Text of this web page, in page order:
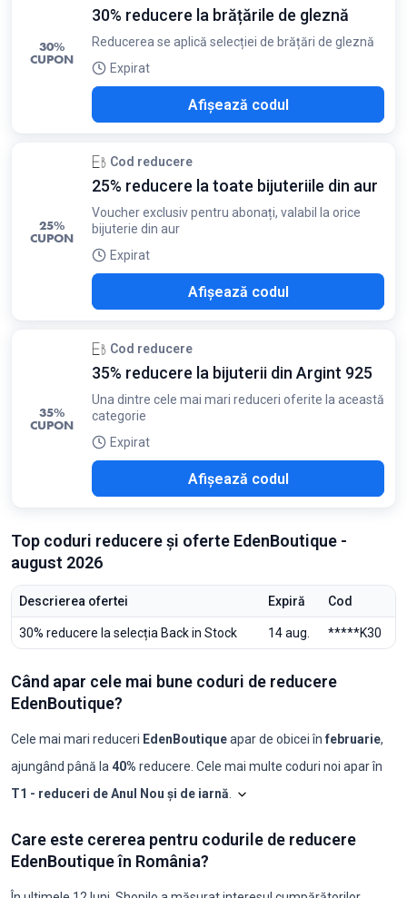
30%
CUPON
30% reducere la brățările de gleznă
Reducerea se aplică selecției de brățări de gleznă
Expirat
Afișează codul
25%
CUPON
Cod reducere
25% reducere la toate bijuteriile din aur
Voucher exclusiv pentru abonați, valabil la orice
bijuterie din aur
Expirat
Afișează codul
35%
CUPON
Cod reducere
35% reducere la bijuterii din Argint 925
Una dintre cele mai mari reduceri oferite la această
categorie
Expirat
Afișează codul
Top coduri reducere și oferte EdenBoutique -
august 2026
Descrierea ofertei Expiră Cod
30% reducere la selecția Back in Stock 14 aug. *****K30
Când apar cele mai bune coduri de reducere
EdenBoutique?
Cele mai mari reduceri EdenBoutiqueapar de obicei în februarie,
ajungând până la 40% reducere. Cele mai multe coduri noi apar în
T1 - reduceri de Anul Nou și de iarnă
Luna Coduri noiReducere maximăReducere minimăCoduri ≥50%
2025-080 -
2025-101 25% 25% 0
Care este cererea pentru codurile de reducere
EdenBoutique în România?